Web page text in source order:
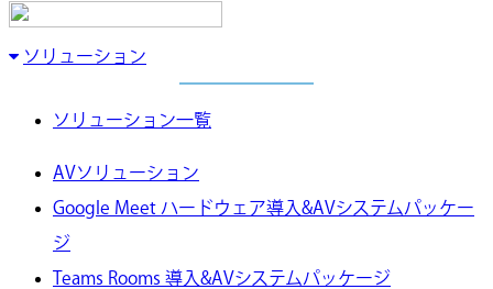
ソリューション
ソリューション一覧
AVソリューション
Google Meet ハードウェア導入&AVシステムパッケー
ジ
Teams Rooms 導入&AVシステムパッケージ